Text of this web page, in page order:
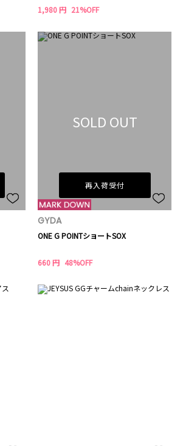
1,980 円 21%OFF
SOLD OUT
再入荷受付
GYDA
ONE G POINTショートSOX
660 円 48%OFF